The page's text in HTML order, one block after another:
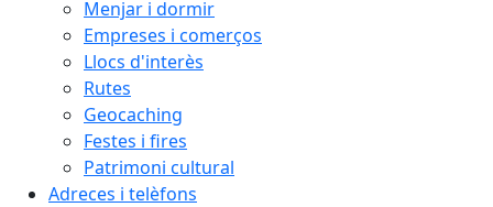
Menjar i dormir
Empreses i comerços
Llocs d'interès
Rutes
Geocaching
Festes i fires
Patrimoni cultural
Adreces i telèfons